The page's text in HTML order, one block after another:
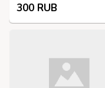
300 RUB